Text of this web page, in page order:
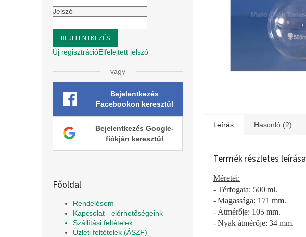
Jelszó
BEJELENTKEZÉS
Új regisztrációElfelejtett jelszó
vagy
Bejelentkezés
Facebookon keresztül
Bejelentkezés Google-
fiókján keresztül
Főoldal
Rendelésem
Kapcsolat - elérhetőségeink
Szállítási feltételek
Üzleti feltételek (ÁSZF)
Leírás Hasonló (2)
Termék részletes leírása
Méretei:
- Térfogata: 500 ml.
- Magassága: 171 mm.
- Átmérője: 105 mm.
- Nyak átmérője: 34 mm.